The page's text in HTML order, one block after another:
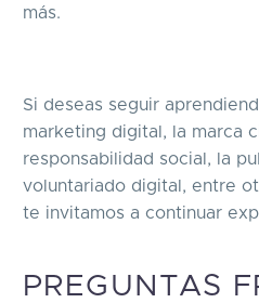
más.
Si deseas seguir
marketing digital, la marca
responsabilidad social, la
voluntariado digital, entre
te invitamos a continuar
PREGUNTAS